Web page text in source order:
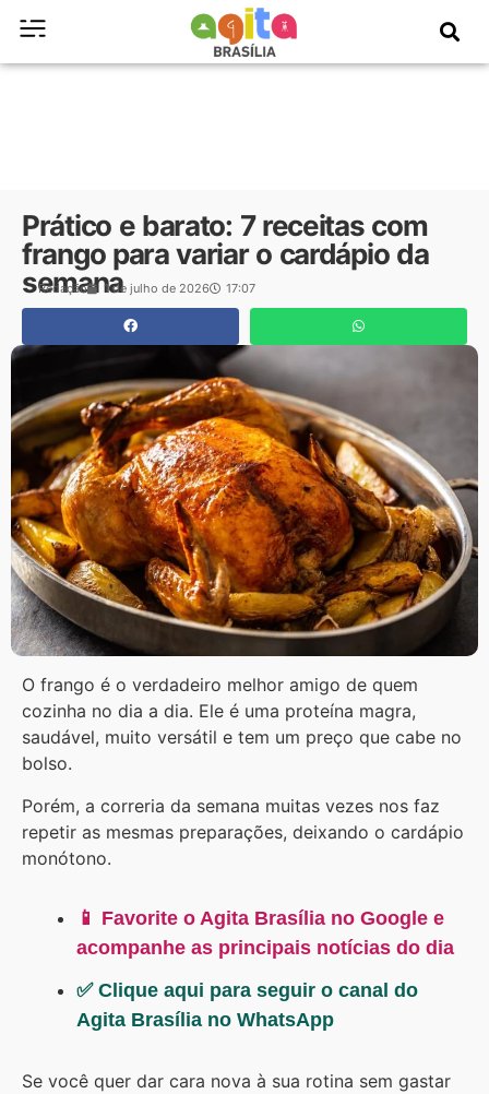
Prático e barato: 7 receitas com
frango para variar o cardápio da
semana
Redação 1 de julho de 2026 17:07
O frango é o verdadeiro melhor amigo de quem
cozinha no dia a dia. Ele é uma proteína magra,
saudável, muito versátil e tem um preço que cabe no
bolso.
Porém, a correria da semana muitas vezes nos faz
repetir as mesmas preparações, deixando o cardápio
monótono.
📱 Favorite o Agita Brasília no Google e
acompanhe as principais notícias do dia
✅ Clique aqui para seguir o canal do
Agita Brasília no WhatsApp
Se você quer dar cara nova à sua rotina sem gastar